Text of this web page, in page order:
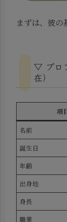
まずは、彼の
▽ プロ
在）
項
名前
誕生日
年齢
出身地
身長
職業